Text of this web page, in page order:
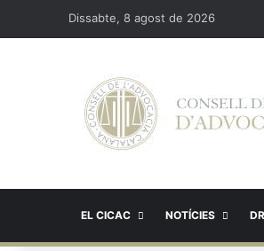
Dissabte, 8 agost de 2026
EL CICAC NOTÍCIES